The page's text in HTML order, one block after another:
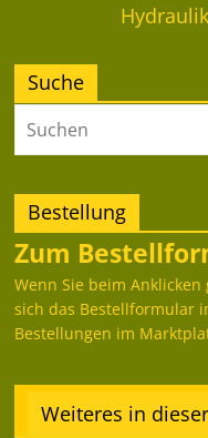
Suche
Bestellung
Zum
Wenn Sie beim
sich das Bestellformular
Bestellungen im
Weiteres in